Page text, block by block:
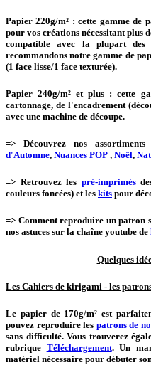
Papier 220g/m² : cette gamme de
pour vos créations nécessitant plus
compatible avec la plupart des
recommandons notre gamme de
(1 face lisse/1 face texturée).
Papier 240g/m² et plus : cette
cartonnage, de l'encadrement
avec une machine de découpe.
=> Découvrez nos
d'Automne, Nuances POP , Noël,
=> Retrouvez les pré-imprimés
couleurs foncées) et les kits pour
=> Comment reproduire un patron
nos astuces sur la chaîne youtube de
Quelques
Les Cahiers de kirigami - les
Le papier de 170g/m² est
pouvez reproduire les patrons de
sans difficulté. Vous trouverez
rubrique Téléchargement. Un
matériel nécessaire pour débuter